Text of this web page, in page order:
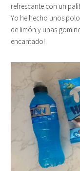
refrescante con un
Yo he hecho unos
de limón y unas
encantado!